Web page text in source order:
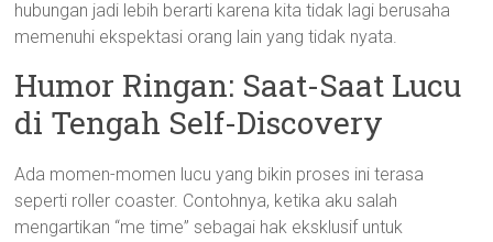
hubungan jadi lebih berarti karena kita tidak lagi berusaha
memenuhi ekspektasi orang lain yang tidak nyata.
Humor Ringan: Saat-Saat Lucu
di Tengah Self-Discovery
Ada momen-momen lucu yang bikin proses ini terasa
seperti roller coaster. Contohnya, ketika aku salah
mengartikan “me time” sebagai hak eksklusif untuk